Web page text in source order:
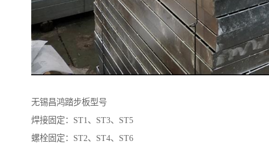
无锡昌鸿踏步板型号
焊接固定：ST1、ST3、ST5
螺栓固定：ST2、ST4、ST6